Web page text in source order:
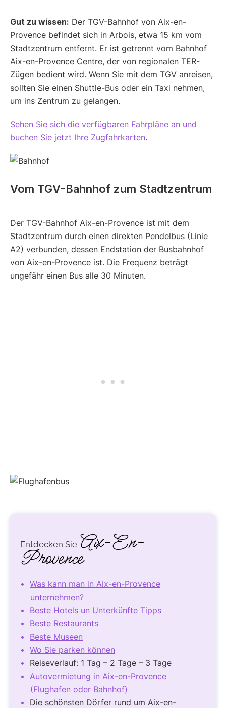
Gut zu wissen: Der TGV-Bahnhof von Aix-en-
Provence befindet sich in Arbois, etwa 15 km vom
Stadtzentrum entfernt. Er ist getrennt vom Bahnhof
Aix-en-Provence Centre, der von regionalen TER-
Zügen bedient wird. Wenn Sie mit dem TGV anreisen,
sollten Sie einen Shuttle-Bus oder ein Taxi nehmen,
um ins Zentrum zu gelangen.
Sehen Sie sich die verfügbaren Fahrpläne an und
buchen Sie jetzt Ihre Zugfahrkarten.
Vom TGV-Bahnhof zum Stadtzentrum
Der TGV-Bahnhof Aix-en-Provence ist mit dem
Stadtzentrum durch einen direkten Pendelbus (Linie
A2) verbunden, dessen Endstation der Busbahnhof
von Aix-en-Provence ist. Die Frequenz beträgt
ungefähr einen Bus alle 30 Minuten.
Entdecken Sie Aix-En-
Provence
Was kann man in Aix-en-Provence
unternehmen?
Beste Hotels un Unterkünfte Tipps
Beste Restaurants
Beste Museen
Wo Sie parken können
Reiseverlauf: 1 Tag – 2 Tage – 3 Tage
Autovermietung in Aix-en-Provence
(Flughafen oder Bahnhof)
Die schönsten Dörfer rund um Aix-en-